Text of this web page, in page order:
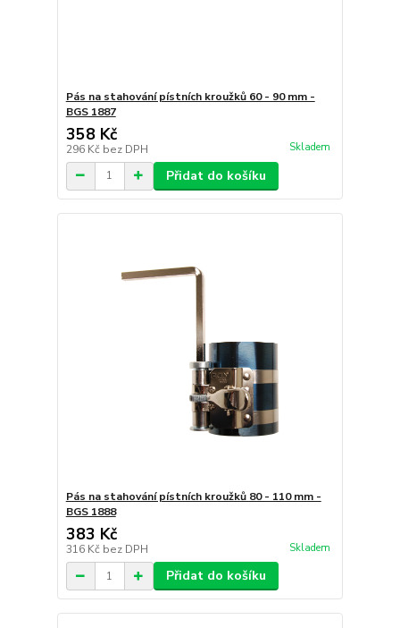
Pás na stahování pístních kroužků 60 - 90 mm -
BGS 1887
358 Kč
296 Kč bez DPH Skladem
Přidat do košíku
Pás na stahování pístních kroužků 80 - 110 mm -
BGS 1888
383 Kč
316 Kč bez DPH Skladem
Přidat do košíku